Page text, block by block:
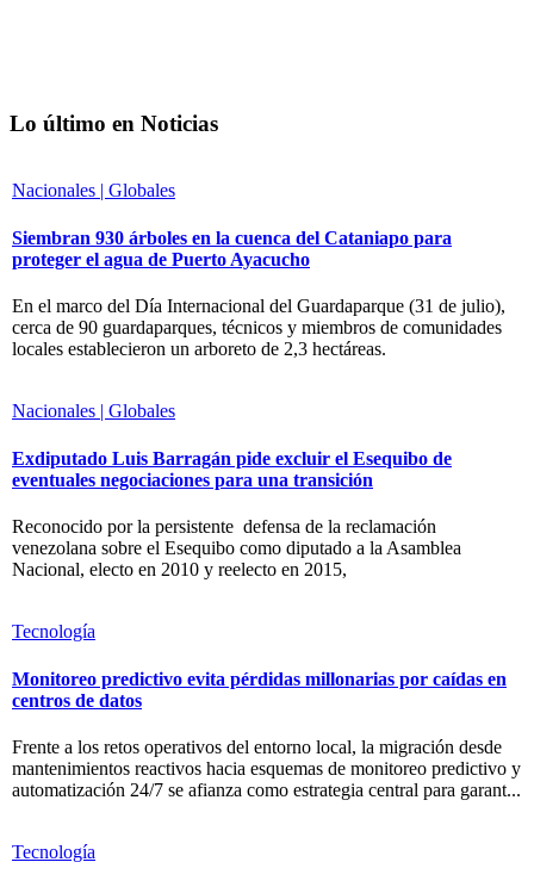
Lo último en Noticias
Nacionales | Globales
Siembran 930 árboles en la cuenca del Cataniapo para
proteger el agua de Puerto Ayacucho
En el marco del Día Internacional del Guardaparque (31 de julio),
cerca de 90 guardaparques, técnicos y miembros de comunidades
locales establecieron un arboreto de 2,3 hectáreas.
Nacionales | Globales
Exdiputado Luis Barragán pide excluir el Esequibo de
eventuales negociaciones para una transición
Reconocido por la persistente defensa de la reclamación
venezolana sobre el Esequibo como diputado a la Asamblea
Nacional, electo en 2010 y reelecto en 2015,
Tecnología
Monitoreo predictivo evita pérdidas millonarias por caídas en
centros de datos
Frente a los retos operativos del entorno local, la migración desde
mantenimientos reactivos hacia esquemas de monitoreo predictivo y
automatización 24/7 se afianza como estrategia central para garant...
Tecnología